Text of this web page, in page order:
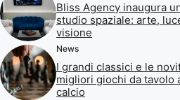
Bliss Agency inaugura
studio spaziale: arte,
visione
News
I grandi classici e le
migliori giochi da tavolo
calcio